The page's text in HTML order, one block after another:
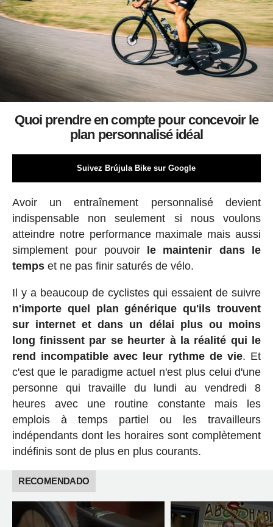
Quoi prendre en compte pour concevoir le
plan personnalisé idéal
Suivez Brújula Bike sur Google
Avoir un entraînement personnalisé devient
indispensable non seulement si nous voulons
atteindre notre performance maximale mais aussi
simplement pour pouvoir
le maintenir dans le
tempset ne pas finir saturés de vélo.
Il y a beaucoup de cyclistes qui essaient de suivre
n'importe quel plan générique qu'ils trouvent
sur internet et dans un délai plus ou moins
long finissent par se heurter à la réalité qui le
rend incompatible avec leur rythme de vie. Et
c'est que le paradigme actuel n'est plus celui d'une
personne qui travaille du lundi au vendredi 8
heures avec une routine constante mais les
emplois à temps partiel ou les travailleurs
indépendants dont les horaires sont complètement
indéfinis sont de plus en plus courants.
RECOMENDADO